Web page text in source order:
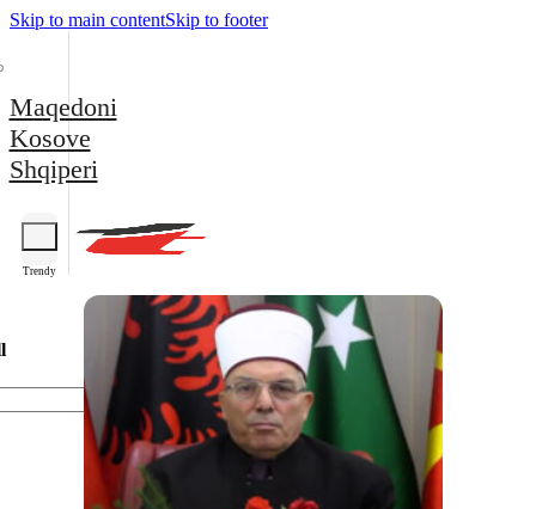
Skip to main contentSkip to footer
Maqedoni
Kosove
Shqiperi
Trendy